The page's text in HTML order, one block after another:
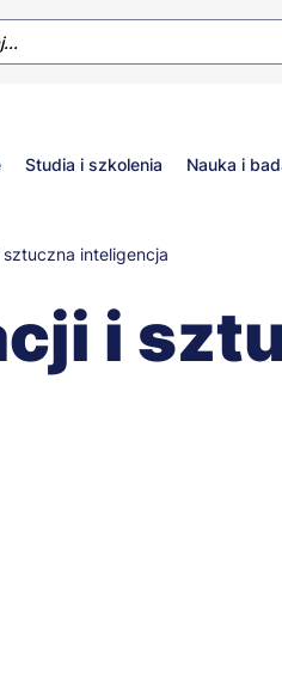
Studia i szkolenia Nauka i
inteligencja
i